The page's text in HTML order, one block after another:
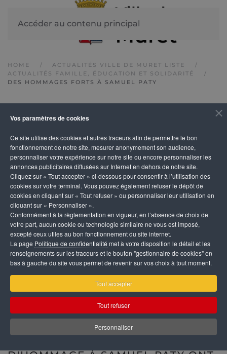
Vos paramètres de cookies
Ce site utilise des cookies et autres traceurs afin de permettre le bon
fonctionnement de notre site, mesurer anonymement son audience,
personnaliser votre expérience sur notre site ou encore personnaliser les
annonces publicitaires diffusées sur Internet en dehors de notre site.
Cliquez sur « Tout accepter » ci-dessous pour consentir à l’utilisation des
cookies sur votre terminal. Vous pouvez également refuser le dépôt de
cookies en cliquant sur « Tout refuser » ou personnaliser leur utilisation en
cliquant sur « Personnaliser ».
Conformément à la règlementation en vigueur, en l’absence de choix de
votre part, aucun cookie ou technologie similaire ne vous est imposé,
excepté ceux utiles au bon fonctionnement du site internet.
La page Politique de confidentialité met à votre disposition le détail et les
renseignements sur les traceurs et le bouton "gestionnaire de cookies" en
bas à gauche du site vous permet de revenir sur vos choix à tout moment.
Tout accepter
Tout refuser
Personnaliser
Accéder au contenu principal
HOME
ACTUALITÉS VILLE DE MURET LISTE
ACTUALITÉS FAMILLE, ÉDUCATION ET SOLIDARITÉ
DES HOMMAGES FORTS À SAMUEL PATY
Des hommages forts
à Samuel Paty